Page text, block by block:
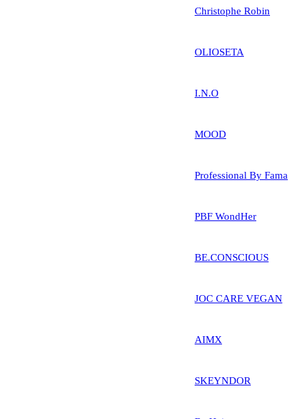
Christophe Robin
OLIOSETA
I.N.O
MOOD
Professional By Fama
PBF WondHer
BE.CONSCIOUS
JOC CARE VEGAN
AIMX
SKEYNDOR